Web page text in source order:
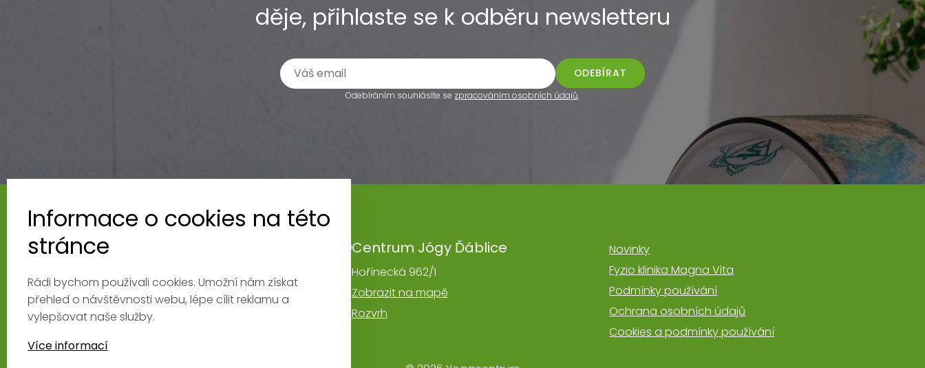
děje, přihlaste se k odběru newsletteru
ODEBÍRAT
Odebíráním souhlásíte se zpracováním osobních údajů.
Centrum Jógy Holešovice
Zobrazit na mapě
Rozvrh
Centrum Jógy Ďáblice
Hořínecká 962/1
Zobrazit na mapě
Rozvrh
Novinky
Fyzio klinika Magna Vita
Podmínky používání
Ochrana osobních údajů
Cookies a podmínky používání
Informace o cookies na této
stránce
Rádi bychom používali cookies. Umožní nám získat
přehled o návštěvnosti webu, lépe cílit reklamu a
vylepšovat naše služby.
Více informací